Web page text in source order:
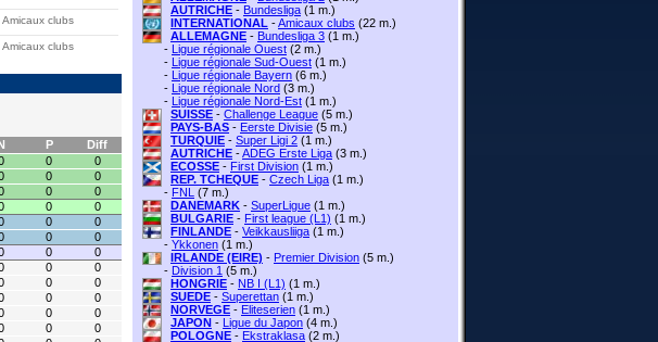
Amicaux clubs
Amicaux clubs
P
Diff
0
0
0
0
0
0
0
0
0
0
0
0
0
0
0
0
0
0
0
0
0
0
0
0
AUTRICHE - Bundesliga (1 m.)
INTERNATIONAL -Amicaux clubs (22 m.)
ALLEMAGNE - Bundesliga 3 (1 m.)
- Ligue régionale Ouest (2 m.)
- Ligue régionale Sud-Ouest (1 m.)
- Ligue régionale Bayern (6 m.)
- Ligue régionale Nord (3 m.)
- Ligue régionale Nord-Est (1 m.)
SUISSE - Challenge League (5 m.)
PAYS-BAS - Eerste Divisie (5 m.)
TURQUIE - Super Ligi 2 (1 m.)
AUTRICHE -ADEG Erste Liga (3 m.)
ECOSSE - First Division (1 m.)
REP. TCHEQUE - Czech Liga (1 m.)
- FNL (7 m.)
DANEMARK - SuperLigue (1 m.)
BULGARIE - First league (L1) (1 m.)
FINLANDE - Veikkausliiga (1 m.)
- Ykkonen (1 m.)
IRLANDE (EIRE) - Premier Division (5 m.)
- Division 1 (5 m.)
HONGRIE - NB I (L1) (1 m.)
SUEDE - Superettan (1 m.)
NORVEGE - Eliteserien (1 m.)
JAPON - Ligue du Japon (4 m.)
POLOGNE - Ekstraklasa (2 m.)